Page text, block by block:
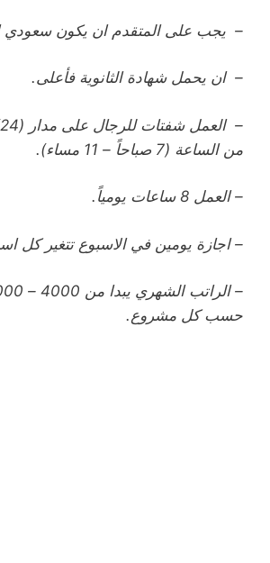
– يجب على المتقدم ان يكون سعودي
– ان يحمل شهادة الثانوية فأعلى.
من الساعة (7 صباحاً – 11 مساء).
– العمل 8 ساعات يومياً.
– اجازة يومين في الاسبوع تتغير كل
حسب كل مشروع.